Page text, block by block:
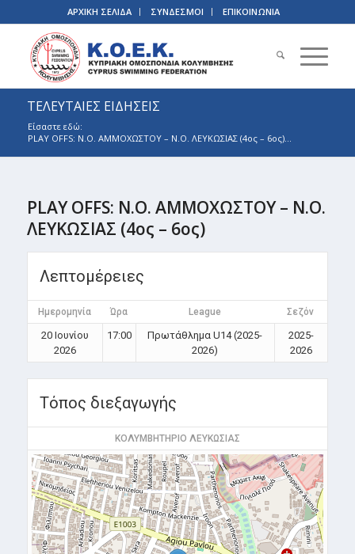
ΑΡΧΙΚΗ ΣΕΛΙΔΑ ΣΥΝΔΕΣΜΟΙ ΕΠΙΚΟΙΝΩΝΙΑ
ΤΕΛΕΥΤΑΙΕΣ ΕΙΔΗΣΕΙΣ
Είσαστε εδώ:
PLAY OFFS: Ν.Ο. ΑΜΜΟΧΩΣΤΟΥ – Ν.Ο. ΛΕΥΚΩΣΙΑΣ (4ος – 6ος)...
PLAY OFFS: Ν.Ο. ΑΜΜΟΧΩΣΤΟΥ – Ν.Ο.
ΛΕΥΚΩΣΙΑΣ (4ος – 6ος)
Λεπτομέρειες
Ημερομηνία Ώρα League Σεζόν
20 Ιουνίου
2026
17:00
Πρωτάθλημα U14 (2025-
2026)
2025-
2026
Τόπος διεξαγωγής
ΚΟΛΥΜΒΗΤΗΡΙΟ ΛΕΥΚΩΣΙΑΣ